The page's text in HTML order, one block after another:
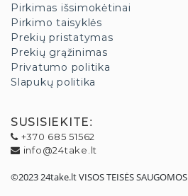
Pirkimas išsimokėtinai
Pirkimo taisyklės
Prekių pristatymas
Prekių grąžinimas
Privatumo politika
Slapukų politika
SUSISIEKITE:
+370 685 51562
info@24take.lt
©2023 24take.lt VISOS TEISĖS SAUGOMOS